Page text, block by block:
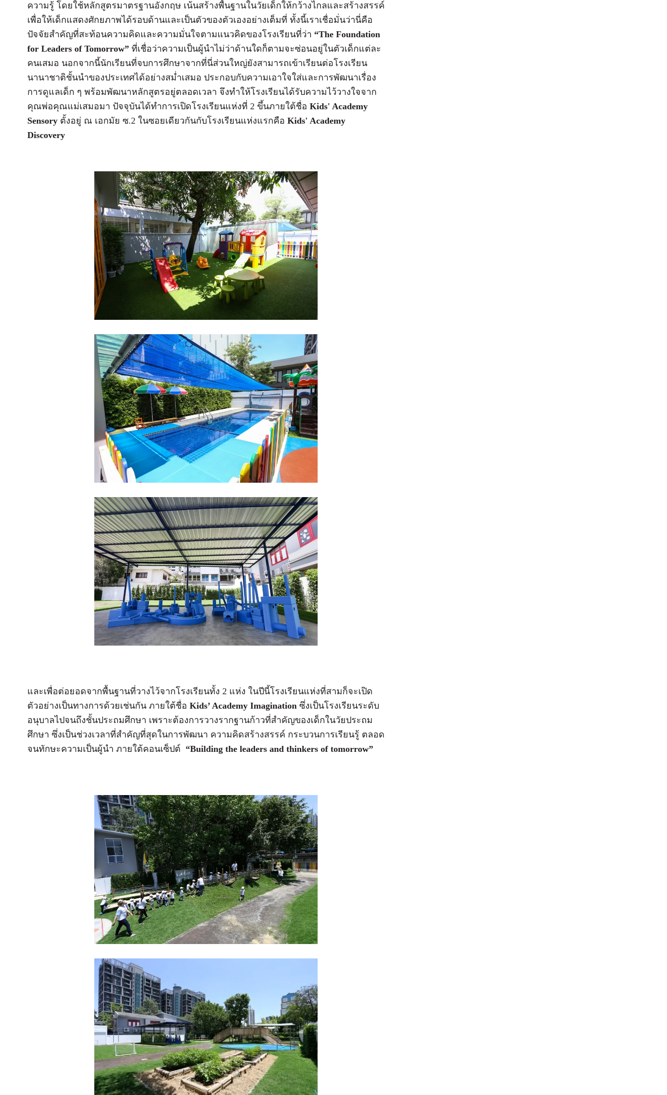
ความรู้ โดยใช้หลักสูตรมาตรฐานอังกฤษ เน้นสร้างพื้นฐานในวัยเด็กให้กว้างไกลและสร้างสรรค์
เพื่อให้เด็กแสดงศักยภาพได้รอบด้านและเป็นตัวของตัวเองอย่างเต็มที่ ทั้งนี้เราเชื่อมั่นว่านี่คือ
ปัจจัยสำคัญที่สะท้อนความคิดและความมั่นใจตามแนวคิดของโรงเรียนที่ว่า “The Foundation
for Leaders of Tomorrow” ที่เชื่อว่าความเป็นผู้นำไม่ว่าด้านใดก็ตามจะซ่อนอยู่ในตัวเด็กแต่ละ
คนเสมอ นอกจากนี้นักเรียนที่จบการศึกษาจากที่นี่ส่วนใหญ่ยังสามารถเข้าเรียนต่อโรงเรียน
นานาชาติชั้นนำของประเทศได้อย่างสม่ำเสมอ ประกอบกับความเอาใจใส่และการพัฒนาเรื่อง
การดูแลเด็ก ๆ พร้อมพัฒนาหลักสูตรอยู่ตลอดเวลา จึงทำให้โรงเรียนได้รับความไว้วางใจจาก
คุณพ่อคุณแม่เสมอมา ปัจจุบันได้ทำการเปิดโรงเรียนแห่งที่ 2 ขึ้นภายใต้ชื่อ Kids' Academy
Sensory ตั้งอยู่ ณ เอกมัย ซ.2 ในซอยเดียวกันกับโรงเรียนแห่งแรกคือ Kids' Academy
Discovery
และเพื่อต่อยอดจากพื้นฐานที่วางไว้จากโรงเรียนทั้ง 2 แห่ง ในปีนี้โรงเรียนแห่งที่สามก็จะเปิด
ตัวอย่างเป็นทางการด้วยเช่นกัน ภายใต้ชื่อ Kids’ Academy Imagination ซึ่งเป็นโรงเรียนระดับ
อนุบาลไปจนถึงชั้นประถมศึกษา เพราะต้องการวางรากฐานก้าวที่สำคัญของเด็กในวัยประถม
ศึกษา ซึ่งเป็นช่วงเวลาที่สำคัญที่สุดในการพัฒนา ความคิดสร้างสรรค์ กระบวนการเรียนรู้ ตลอด
จนทักษะความเป็นผู้นำ ภายใต้คอนเซ็ปต์ “Building the leaders and thinkers of tomorrow”